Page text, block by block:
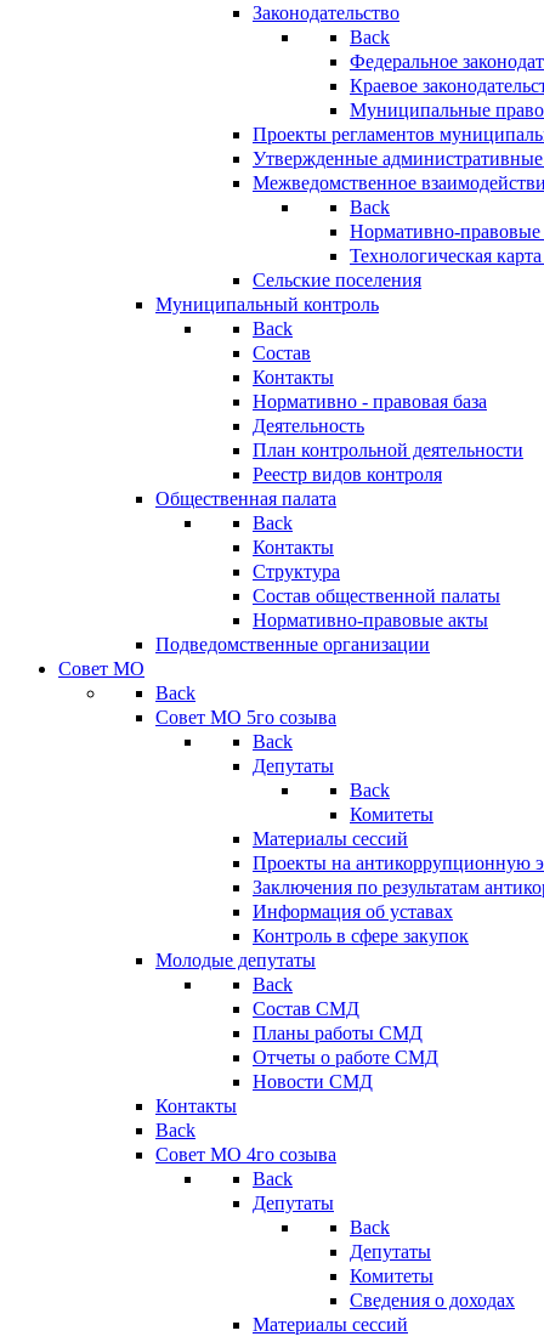
Законодательство
Back
Федеральное
Краевое
Муниципальные
Проекты регламентов
Утвержденные
Межведомственное
Back
Нормативно-правовые
Технологическая
Сельские поселения
Муниципальный контроль
Back
Состав
Контакты
Нормативно - правовая база
Деятельность
План контрольной деятельности
Реестр видов контроля
Общественная палата
Back
Контакты
Структура
Состав общественной палаты
Нормативно-правовые акты
Подведомственные организации
Совет МО
Back
Совет МО 5го созыва
Back
Депутаты
Back
Комитеты
Материалы сессий
Проекты на антикоррупционную
Заключения по результатам
Информация об уставах
Контроль в сфере закупок
Молодые депутаты
Back
Состав СМД
Планы работы СМД
Отчеты о работе СМД
Новости СМД
Контакты
Back
Совет МО 4го созыва
Back
Депутаты
Back
Депутаты
Комитеты
Сведения о доходах
Материалы сессий